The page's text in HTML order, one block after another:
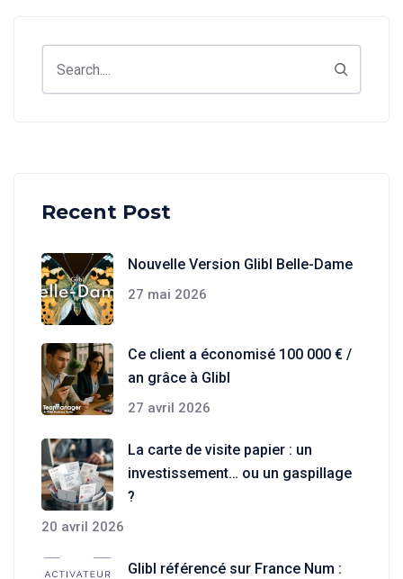
Recent Post
Nouvelle Version Glibl Belle-Dame
27 mai 2026
Ce client a économisé 100 000 € /
an grâce à Glibl
27 avril 2026
La carte de visite papier : un
investissement… ou un gaspillage
?
20 avril 2026
Glibl référencé sur France Num :